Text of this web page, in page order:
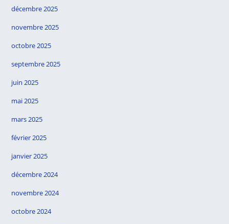
décembre 2025
novembre 2025
octobre 2025
septembre 2025
juin 2025
mai 2025
mars 2025
février 2025
janvier 2025
décembre 2024
novembre 2024
octobre 2024